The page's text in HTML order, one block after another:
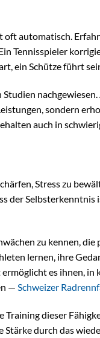
automatisch.
Tennisspieler
ein Schütze führt
sondern
auch in
Stress zu
der
zu kennen,
lernen, ihre
es ihnen,
— Schweizer
dieser
durch das